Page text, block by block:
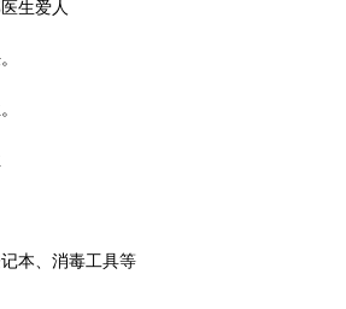
生爱人
本、消毒工具等